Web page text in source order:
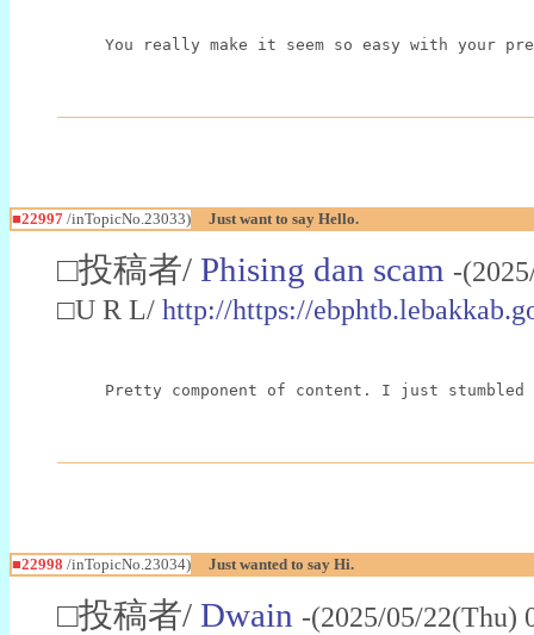
You really make it seem so easy with your
■22997 /inTopicNo.23033) Just want to say Hello.
□投稿者/ Phising dan scam -
□U R L/ http://https://
Pretty component of content. I just
■22998 /inTopicNo.23034) Just wanted to say Hi.
□投稿者/ Dwain -(2025/05/